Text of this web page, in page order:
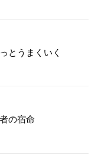
とうまくいく
の宿命